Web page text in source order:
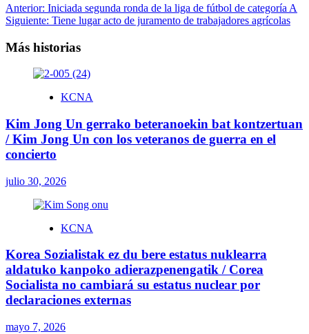
Navegación
de
entradas
Anterior: Iniciada segunda ronda de la liga de fútbol de categoría A
Siguiente: Tiene lugar acto de juramento de trabajadores agrícolas
Más historias
KCNA
Kim Jong Un gerrako beteranoekin bat kontzertuan
/ Kim Jong Un con los veteranos de guerra en el
concierto
julio 30, 2026
KCNA
Korea Sozialistak ez du bere estatus nuklearra
aldatuko kanpoko adierazpenengatik / Corea
Socialista no cambiará su estatus nuclear por
declaraciones externas
mayo 7, 2026